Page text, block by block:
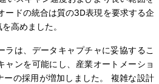
ードの統合は質の3D表現を要求する企
高めました。
ラは、データキャプチャに妥協するこ
ャンを可能にし、産業オートメーショ
ーの採用が増加しました。 複雑な設計